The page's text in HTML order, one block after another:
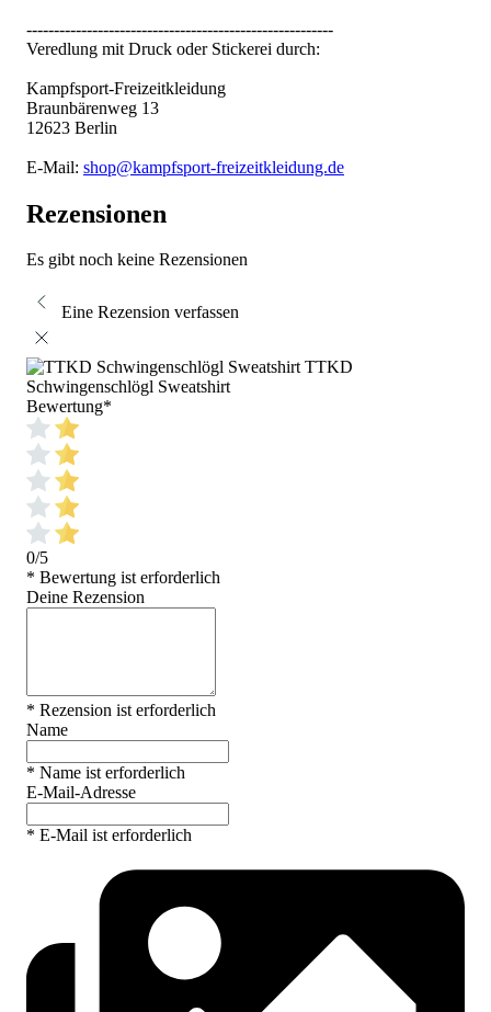
--------------------------------------------------------
Veredlung mit Druck oder Stickerei durch:
Kampfsport-Freizeitkleidung
Braunbärenweg 13
12623 Berlin
E-Mail: shop@kampfsport-freizeitkleidung.de
Rezensionen
Es gibt noch keine Rezensionen
Eine Rezension verfassen
TTKD
Schwingenschlögl Sweatshirt
Bewertung*
0/5
* Bewertung ist erforderlich
Deine Rezension
* Rezension ist erforderlich
Name
* Name ist erforderlich
E-Mail-Adresse
* E-Mail ist erforderlich